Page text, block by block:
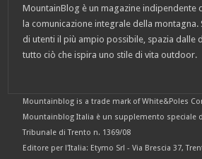
MountainBlog è un magazine indipendente
la comunicazione integrale della
di utenti il più ampio possibile, spazia dalle
tutto ciò che ispira uno stile di vita outdoor.
Mountainblog is a trade mark of White&Poles
Mountainblog Italia è un supplemento speciale
Tribunale di Trento n. 1369/08
Editore per l'Italia: Etymo Srl - Via Brescia 37,